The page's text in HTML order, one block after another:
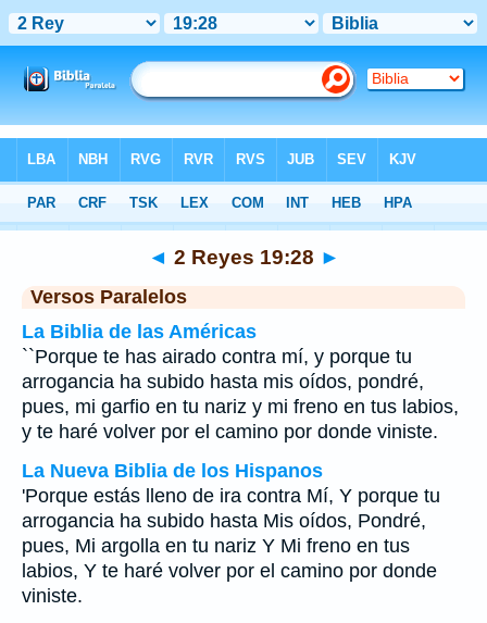
>2 Reyes Capítulo 19 > Verso 28
◄ 2 Reyes 19:28 ►
Versos Paralelos
La Biblia de las Américas
``Porque te has airado contra mí, y porque tu
arrogancia ha subido hasta mis oídos, pondré,
pues, mi garfio en tu nariz y mi freno en tus labios,
y te haré volver por el camino por donde viniste.
La Nueva Biblia de los Hispanos
'Porque estás lleno de ira contra Mí, Y porque tu
arrogancia ha subido hasta Mis oídos, Pondré,
pues, Mi argolla en tu nariz Y Mi freno en tus
labios, Y te haré volver por el camino por donde
viniste.